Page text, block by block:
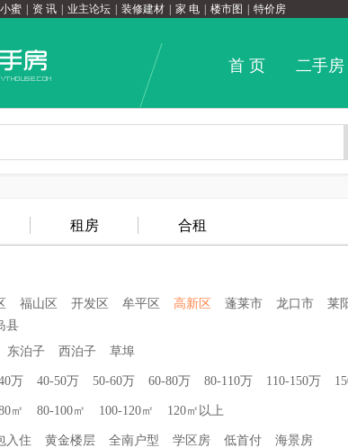
蜜 资 讯 业主论坛 装修建材 家 电 楼市图 特价房
首 页 二手房
租房 合租
福山区 开发区 牟平区 高新区 蓬莱市 龙口市 莱
县
东泊子 西泊子 草埠
万 40-50万 50-60万 60-80万 80-110万 110-150万
㎡ 80-100㎡ 100-120㎡ 120㎡以上
入住 黄金楼层 全南户型 学区房 低首付 海景房